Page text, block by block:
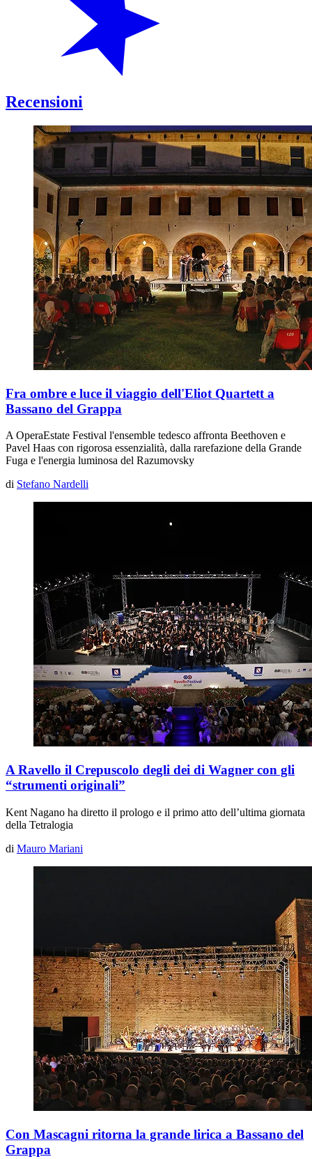
Recensioni
Fra ombre e luce il viaggio dell'Eliot Quartett a
Bassano del Grappa
A OperaEstate Festival l'ensemble tedesco affronta Beethoven e
Pavel Haas con rigorosa essenzialità, dalla rarefazione della Grande
Fuga e l'energia luminosa del Razumovsky
di Stefano Nardelli
A Ravello il Crepuscolo degli dei di Wagner con gli
“strumenti originali”
Kent Nagano ha diretto il prologo e il primo atto dell’ultima giornata
della Tetralogia
di Mauro Mariani
Con Mascagni ritorna la grande lirica a Bassano del
Grappa